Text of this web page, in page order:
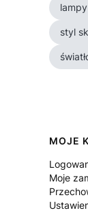
styl
Linki
MOJE
Moje